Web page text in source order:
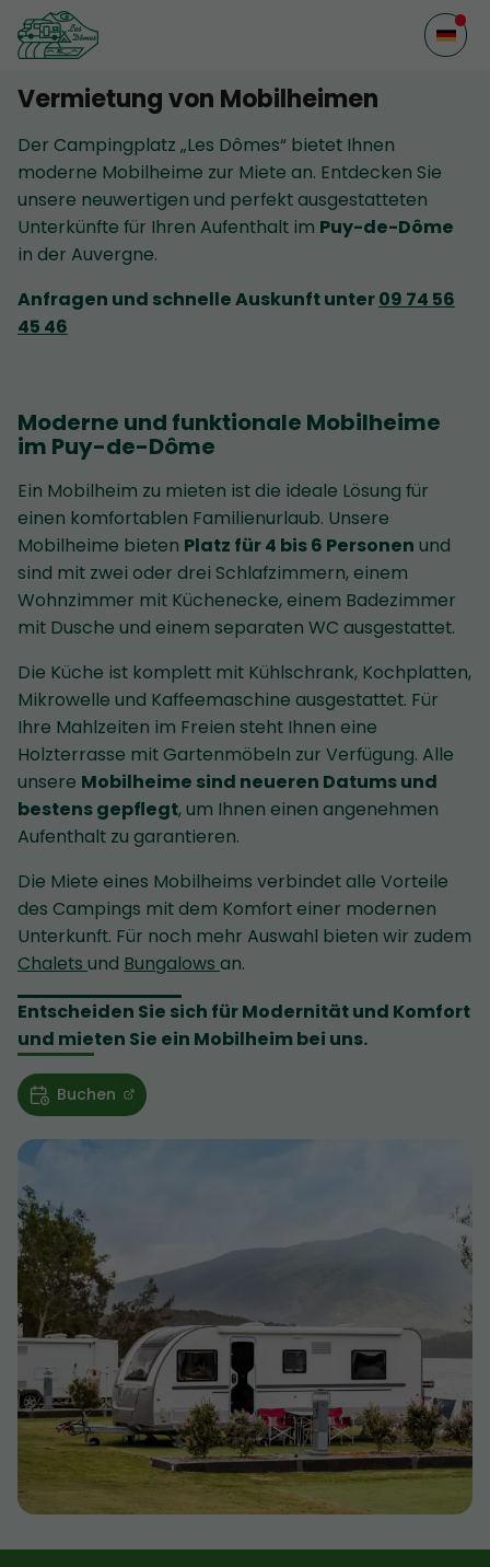
Vermietung von Mobilheimen
Der Campingplatz „Les Dômes“ bietet Ihnen
moderne Mobilheime zur Miete an. Entdecken Sie
unsere neuwertigen und perfekt ausgestatteten
Unterkünfte für Ihren Aufenthalt im Puy-de-Dôme
in der Auvergne.
Anfragen und schnelle Auskunft unter09 74 56
45 46
Moderne und funktionale Mobilheime
im Puy-de-Dôme
Ein Mobilheim zu mieten ist die ideale Lösung für
einen komfortablen Familienurlaub. Unsere
Mobilheime bieten Platz für 4 bis 6 Personen und
sind mit zwei oder drei Schlafzimmern, einem
Wohnzimmer mit Küchenecke, einem Badezimmer
mit Dusche und einem separaten WC ausgestattet.
Die Küche ist komplett mit Kühlschrank, Kochplatten,
Mikrowelle und Kaffeemaschine ausgestattet. Für
Ihre Mahlzeiten im Freien steht Ihnen eine
Holzterrasse mit Gartenmöbeln zur Verfügung. Alle
unsere Mobilheime sind neueren Datums und
bestens gepflegt, um Ihnen einen angenehmen
Aufenthalt zu garantieren.
Die Miete eines Mobilheims verbindet alle Vorteile
des Campings mit dem Komfort einer modernen
Unterkunft. Für noch mehr Auswahl bieten wir zudem
Chalets und Bungalows an.
Entscheiden Sie sich für Modernität und Komfort
und mieten Sie ein Mobilheim bei uns.
Buchen